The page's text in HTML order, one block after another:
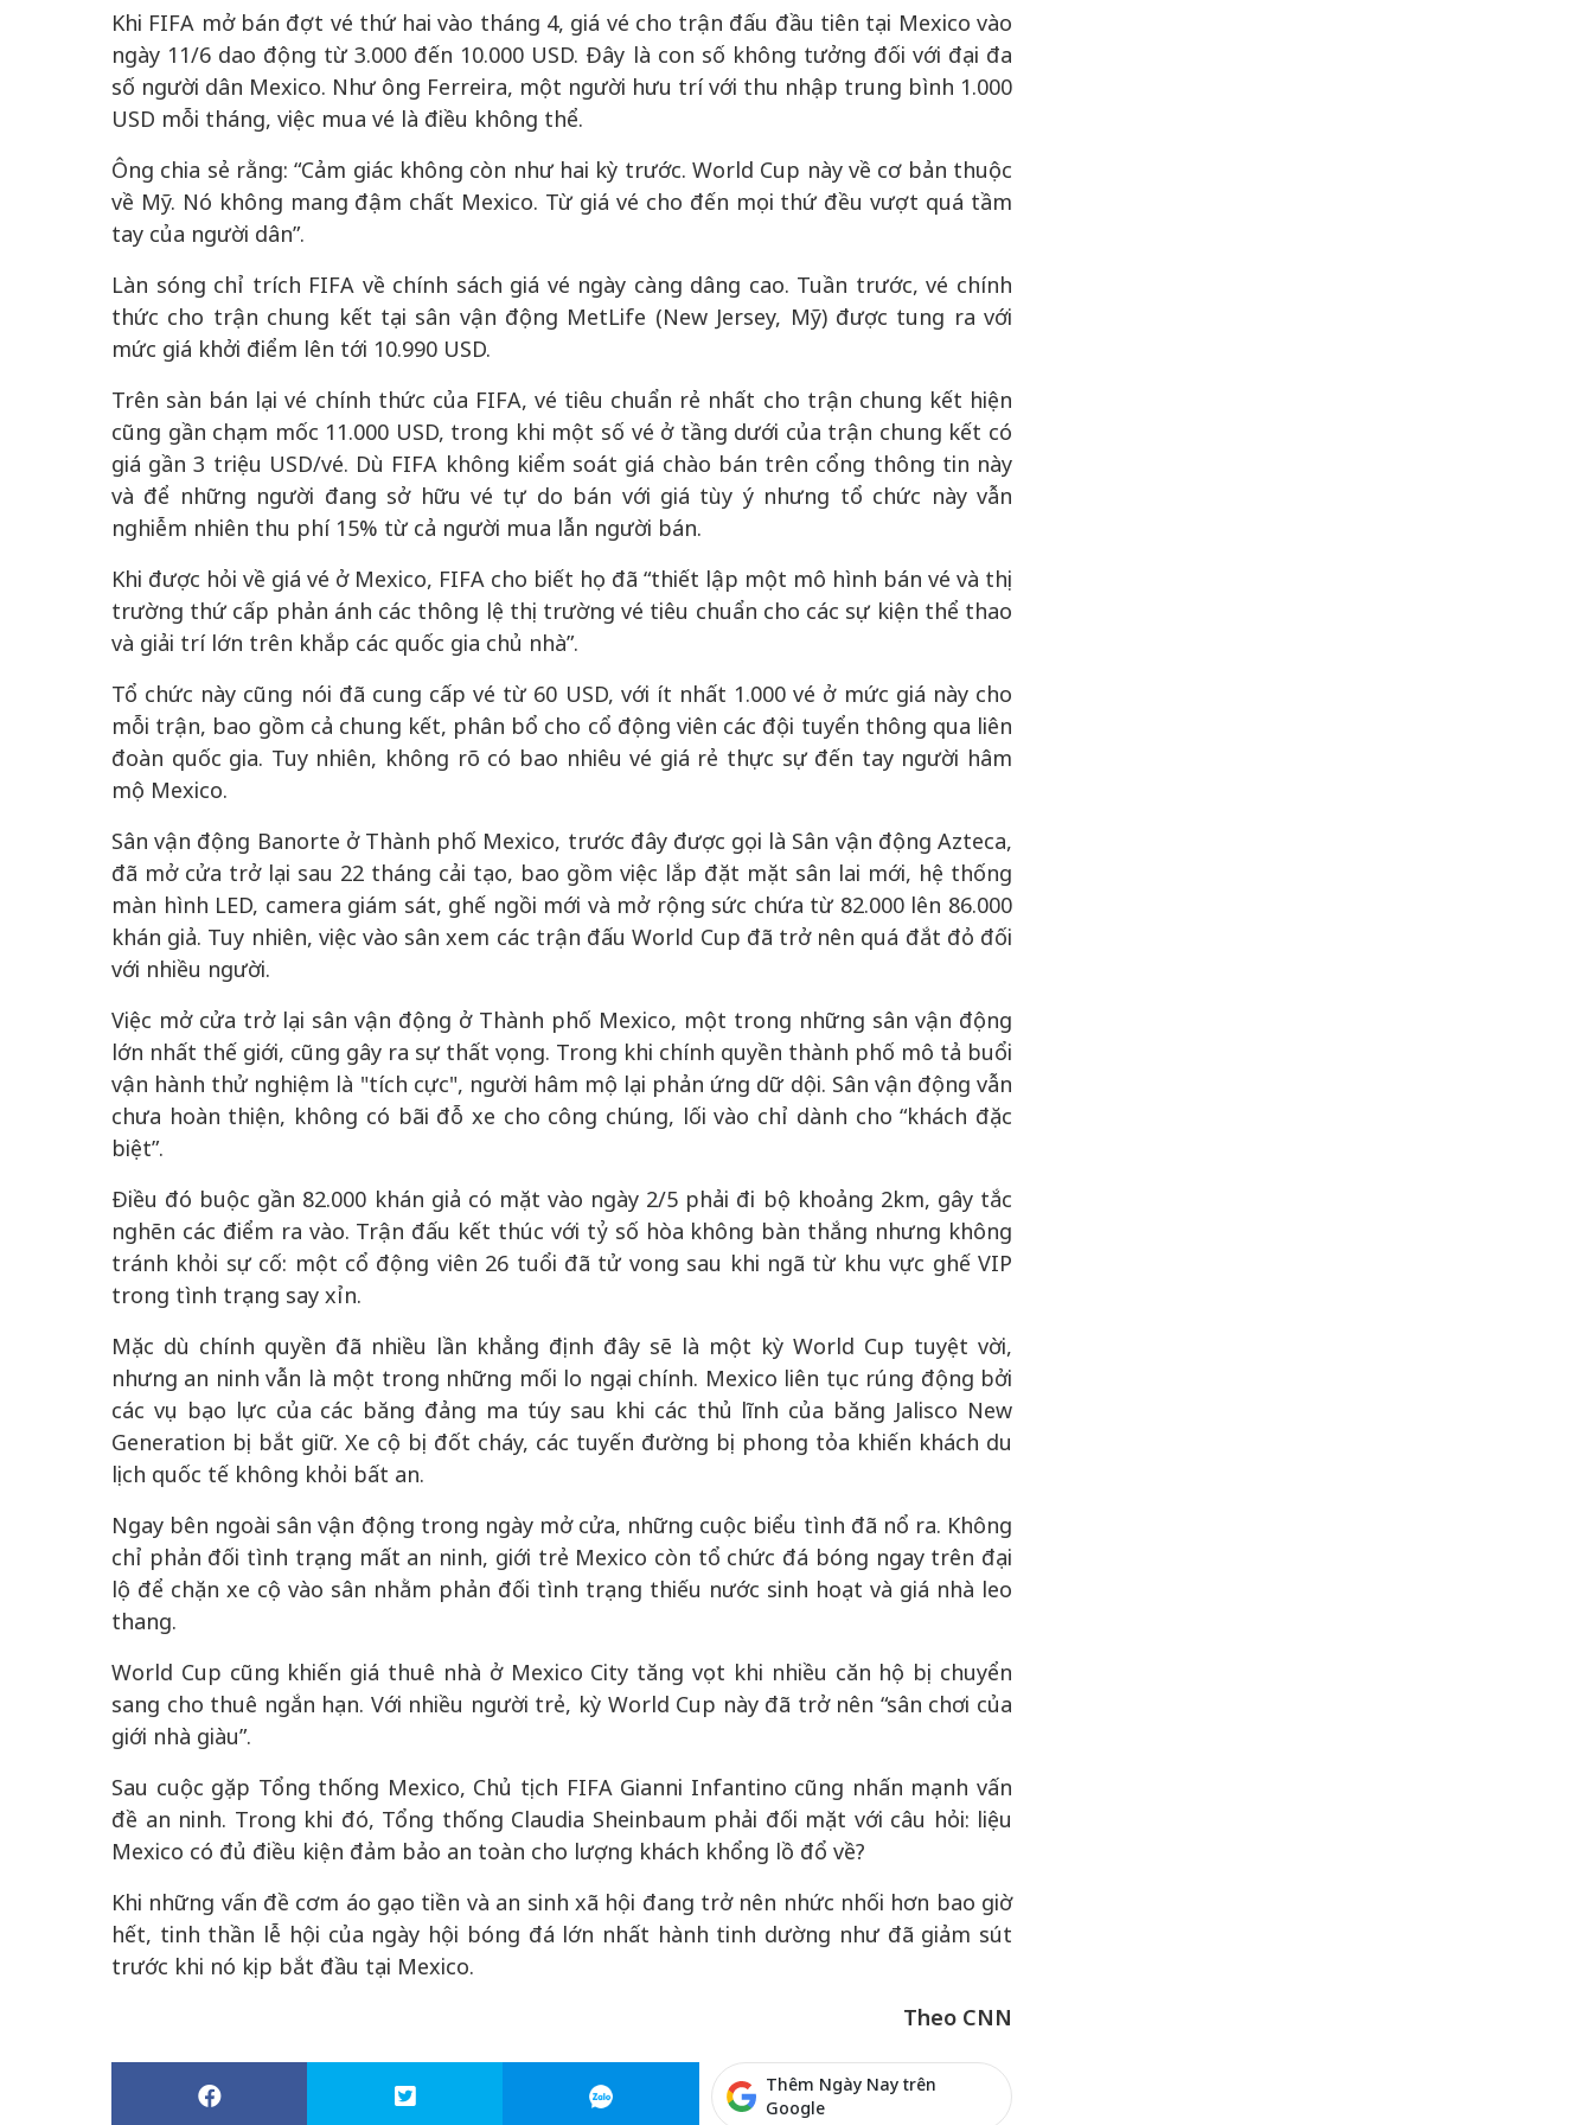
Khi FIFA mở bán đợt vé thứ hai vào tháng 4, giá vé cho trận đấu đầu tiên tại Mexico vào
ngày 11/6 dao động từ 3.000 đến 10.000 USD. Đây là con số không tưởng đối với đại đa
số người dân Mexico. Như ông Ferreira, một người hưu trí với thu nhập trung bình 1.000
USD mỗi tháng, việc mua vé là điều không thể.
Ông chia sẻ rằng: “Cảm giác không còn như hai kỳ trước. World Cup này về cơ bản thuộc
về Mỹ. Nó không mang đậm chất Mexico. Từ giá vé cho đến mọi thứ đều vượt quá tầm
tay của người dân”.
Làn sóng chỉ trích FIFA về chính sách giá vé ngày càng dâng cao. Tuần trước, vé chính
thức cho trận chung kết tại sân vận động MetLife (New Jersey, Mỹ) được tung ra với
mức giá khởi điểm lên tới 10.990 USD.
Trên sàn bán lại vé chính thức của FIFA, vé tiêu chuẩn rẻ nhất cho trận chung kết hiện
cũng gần chạm mốc 11.000 USD, trong khi một số vé ở tầng dưới của trận chung kết có
giá gần 3 triệu USD/vé. Dù FIFA không kiểm soát giá chào bán trên cổng thông tin này
và để những người đang sở hữu vé tự do bán với giá tùy ý nhưng tổ chức này vẫn
nghiễm nhiên thu phí 15% từ cả người mua lẫn người bán.
Khi được hỏi về giá vé ở Mexico, FIFA cho biết họ đã “thiết lập một mô hình bán vé và thị
trường thứ cấp phản ánh các thông lệ thị trường vé tiêu chuẩn cho các sự kiện thể thao
và giải trí lớn trên khắp các quốc gia chủ nhà”.
Tổ chức này cũng nói đã cung cấp vé từ 60 USD, với ít nhất 1.000 vé ở mức giá này cho
mỗi trận, bao gồm cả chung kết, phân bổ cho cổ động viên các đội tuyển thông qua liên
đoàn quốc gia. Tuy nhiên, không rõ có bao nhiêu vé giá rẻ thực sự đến tay người hâm
mộ Mexico.
Sân vận động Banorte ở Thành phố Mexico, trước đây được gọi là Sân vận động Azteca,
đã mở cửa trở lại sau 22 tháng cải tạo, bao gồm việc lắp đặt mặt sân lai mới, hệ thống
màn hình LED, camera giám sát, ghế ngồi mới và mở rộng sức chứa từ 82.000 lên 86.000
khán giả. Tuy nhiên, việc vào sân xem các trận đấu World Cup đã trở nên quá đắt đỏ đối
với nhiều người.
Việc mở cửa trở lại sân vận động ở Thành phố Mexico, một trong những sân vận động
lớn nhất thế giới, cũng gây ra sự thất vọng. Trong khi chính quyền thành phố mô tả buổi
vận hành thử nghiệm là "tích cực", người hâm mộ lại phản ứng dữ dội. Sân vận động vẫn
chưa hoàn thiện, không có bãi đỗ xe cho công chúng, lối vào chỉ dành cho “khách đặc
biệt”.
Điều đó buộc gần 82.000 khán giả có mặt vào ngày 2/5 phải đi bộ khoảng 2km, gây tắc
nghẽn các điểm ra vào. Trận đấu kết thúc với tỷ số hòa không bàn thắng nhưng không
tránh khỏi sự cố: một cổ động viên 26 tuổi đã tử vong sau khi ngã từ khu vực ghế VIP
trong tình trạng say xỉn.
Mặc dù chính quyền đã nhiều lần khẳng định đây sẽ là một kỳ World Cup tuyệt vời,
nhưng an ninh vẫn là một trong những mối lo ngại chính. Mexico liên tục rúng động bởi
các vụ bạo lực của các băng đảng ma túy sau khi các thủ lĩnh của băng Jalisco New
Generation bị bắt giữ. Xe cộ bị đốt cháy, các tuyến đường bị phong tỏa khiến khách du
lịch quốc tế không khỏi bất an.
Ngay bên ngoài sân vận động trong ngày mở cửa, những cuộc biểu tình đã nổ ra. Không
chỉ phản đối tình trạng mất an ninh, giới trẻ Mexico còn tổ chức đá bóng ngay trên đại
lộ để chặn xe cộ vào sân nhằm phản đối tình trạng thiếu nước sinh hoạt và giá nhà leo
thang.
World Cup cũng khiến giá thuê nhà ở Mexico City tăng vọt khi nhiều căn hộ bị chuyển
sang cho thuê ngắn hạn. Với nhiều người trẻ, kỳ World Cup này đã trở nên “sân chơi của
giới nhà giàu”.
Sau cuộc gặp Tổng thống Mexico, Chủ tịch FIFA Gianni Infantino cũng nhấn mạnh vấn
đề an ninh. Trong khi đó, Tổng thống Claudia Sheinbaum phải đối mặt với câu hỏi: liệu
Mexico có đủ điều kiện đảm bảo an toàn cho lượng khách khổng lồ đổ về?
Khi những vấn đề cơm áo gạo tiền và an sinh xã hội đang trở nên nhức nhối hơn bao giờ
hết, tinh thần lễ hội của ngày hội bóng đá lớn nhất hành tinh dường như đã giảm sút
trước khi nó kịp bắt đầu tại Mexico.
Theo CNN
Thêm Ngày Nay trên
Google